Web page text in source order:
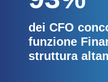
93%
dei CFO
funzione